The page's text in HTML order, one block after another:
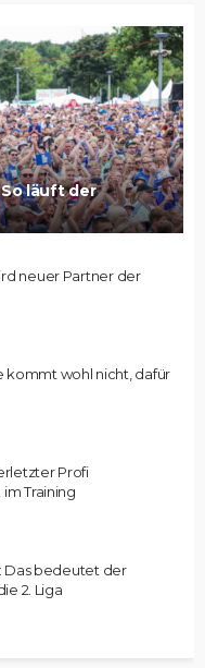
läuft der
neuer Partner der
kommt wohl nicht, dafür
Profi
Training
Das bedeutet der
2. Liga